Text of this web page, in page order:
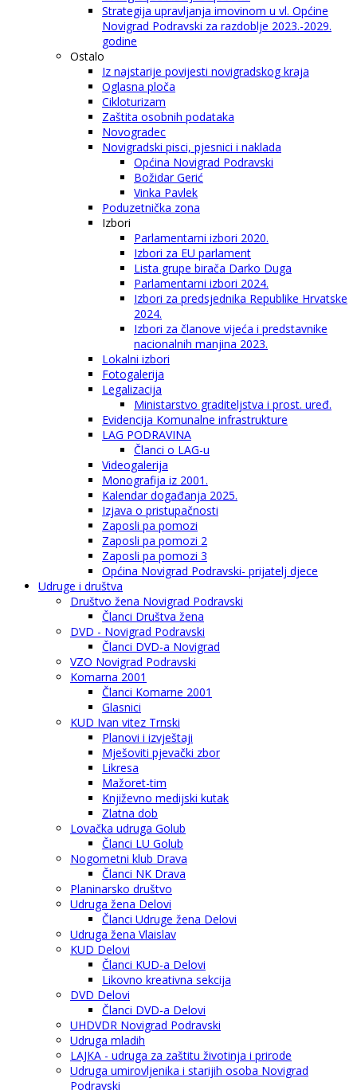
Strategija upravljanja imovinom u vl. Općine
Novigrad Podravski za razdoblje 2023.-2029.
godine
Ostalo
Iz najstarije povijesti novigradskog kraja
Oglasna ploča
Cikloturizam
Zaštita osobnih podataka
Novogradec
Novigradski pisci, pjesnici i naklada
Općina Novigrad Podravski
Božidar Gerić
Vinka Pavlek
Poduzetnička zona
Izbori
Parlamentarni izbori 2020.
Izbori za EU parlament
Lista grupe birača Darko Duga
Parlamentarni izbori 2024.
Izbori za predsjednika Republike Hrvatske
2024.
Izbori za članove vijeća i predstavnike
nacionalnih manjina 2023.
Lokalni izbori
Fotogalerija
Legalizacija
Ministarstvo graditeljstva i prost. uređ.
Evidencija Komunalne infrastrukture
LAG PODRAVINA
Članci o LAG-u
Videogalerija
Monografija iz 2001.
Kalendar događanja 2025.
Izjava o pristupačnosti
Zaposli pa pomozi
Zaposli pa pomozi 2
Zaposli pa pomozi 3
Općina Novigrad Podravski- prijatelj djece
Udruge i društva
Društvo žena Novigrad Podravski
Članci Društva žena
DVD - Novigrad Podravski
Članci DVD-a Novigrad
VZO Novigrad Podravski
Komarna 2001
Članci Komarne 2001
Glasnici
KUD Ivan vitez Trnski
Planovi i izvještaji
Mješoviti pjevački zbor
Likresa
Mažoret-tim
Književno medijski kutak
Zlatna dob
Lovačka udruga Golub
Članci LU Golub
Nogometni klub Drava
Članci NK Drava
Planinarsko društvo
Udruga žena Delovi
Članci Udruge žena Delovi
Udruga žena Vlaislav
KUD Delovi
Članci KUD-a Delovi
Likovno kreativna sekcija
DVD Delovi
Članci DVD-a Delovi
UHDVDR Novigrad Podravski
Udruga mladih
LAJKA - udruga za zaštitu životinja i prirode
Udruga umirovljenika i starijih osoba Novigrad
Podravski